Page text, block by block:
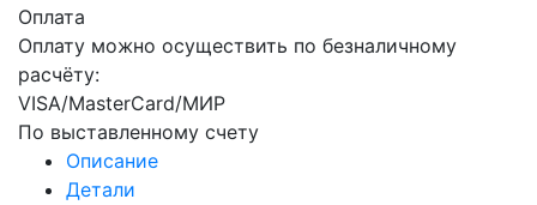
Оплата
Оплату можно осуществить по безналичному
расчёту:
VISA/MasterCard/МИР
По выставленному счету
Описание
Детали